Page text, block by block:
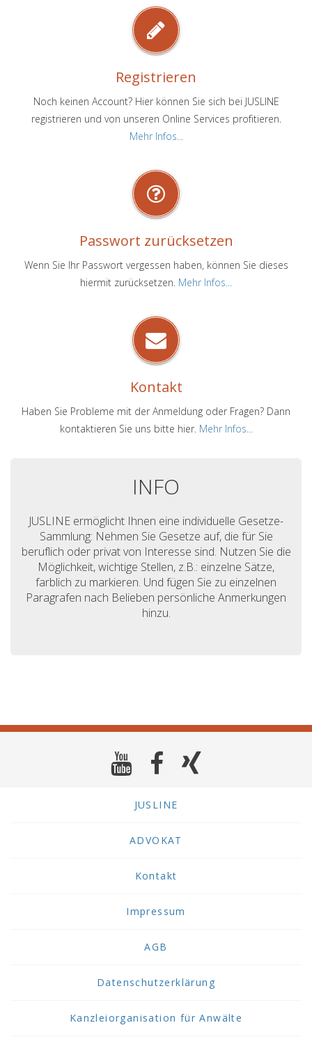
Registrieren
Noch keinen Account? Hier können Sie sich bei JUSLINE
registrieren und von unseren Online Services profitieren.
Mehr Infos...
Passwort zurücksetzen
Wenn Sie Ihr Passwort vergessen haben, können Sie dieses
hiermit zurücksetzen. Mehr Infos...
Kontakt
Haben Sie Probleme mit der Anmeldung oder Fragen? Dann
kontaktieren Sie uns bitte hier. Mehr Infos...
INFO
JUSLINE ermöglicht Ihnen eine individuelle Gesetze-
Sammlung: Nehmen Sie Gesetze auf, die für Sie
beruflich oder privat von Interesse sind. Nutzen Sie die
Möglichkeit, wichtige Stellen, z.B.: einzelne Sätze,
farblich zu markieren. Und fügen Sie zu einzelnen
Paragrafen nach Belieben persönliche Anmerkungen
hinzu.
JUSLINE
ADVOKAT
Kontakt
Impressum
AGB
Datenschutzerklärung
Kanzleiorganisation für Anwälte